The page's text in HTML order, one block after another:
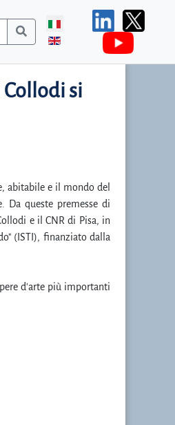
si
abitabile e il mondo del
Da queste premesse di
e il CNR di Pisa, in
(ISTI), finanziato dalla
d'arte più importanti